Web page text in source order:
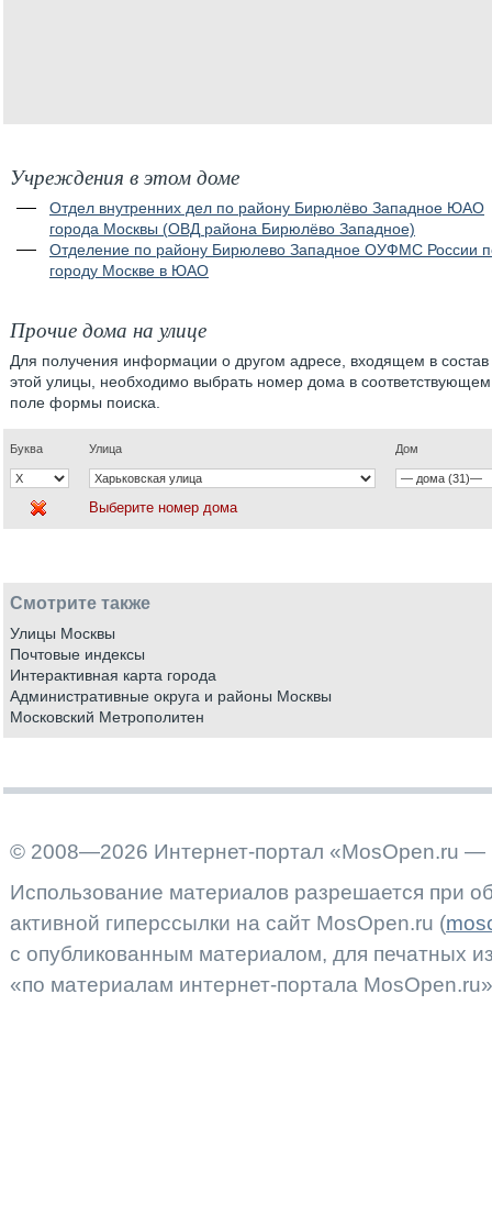
Учреждения в этом доме
Отдел внутренних дел по району Бирюлёво Западное ЮАО
города Москвы (ОВД района Бирюлёво Западное)
Отделение по району Бирюлево Западное ОУФМС России
городу Москве в ЮАО
Прочие дома на улице
Для получения информации о другом адресе, входящем в состав
этой улицы, необходимо выбрать номер дома в соответствующем
поле формы поиска.
Буква Улица Дом
Выберите номер дома
Смотрите также
Улицы Москвы
Почтовые индексы
Интерактивная карта города
Административные округа и районы Москвы
Московский Метрополитен
© 2008—2026 Интернет-портал «MosOpen.ru —
Использование материалов разрешается при
активной гиперссылки на сайт MosOpen.ru (
с опубликованным материалом, для печатных
«по материалам интернет-портала